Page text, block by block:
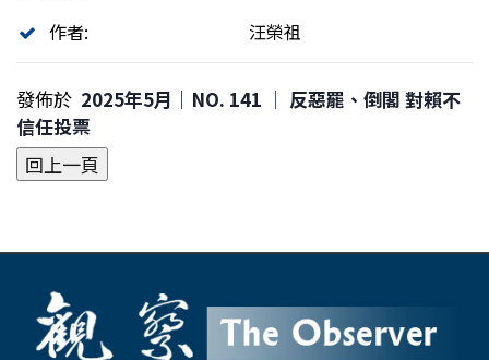
作者:
汪榮祖
發佈於 2025年5月｜NO. 141 │ 反惡罷、倒閣 對賴不
信任投票